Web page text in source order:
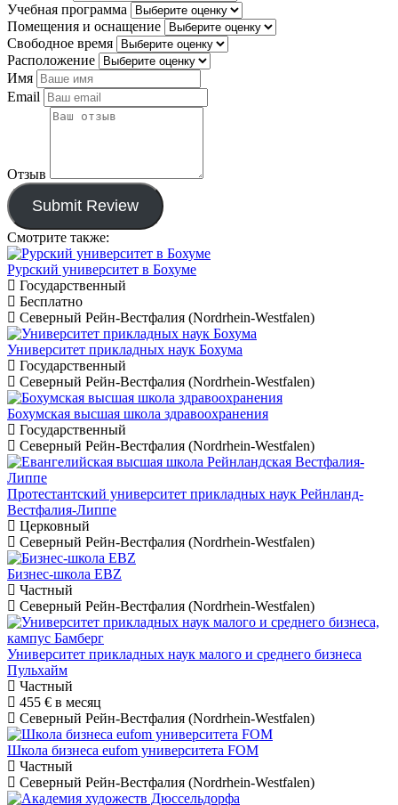
Учебная программа
Помещения и оснащение
Свободное время
Расположение
Имя
Email
Отзыв
Submit Review
Смотрите также:
Рурский университет в Бохуме
Государственный
Бесплатно
Северный Рейн-Вестфалия (Nordrhein-Westfalen)
Университет прикладных наук Бохума
Государственный
Северный Рейн-Вестфалия (Nordrhein-Westfalen)
Бохумская высшая школа здравоохранения
Государственный
Северный Рейн-Вестфалия (Nordrhein-Westfalen)
Протестантский университет прикладных наук Рейнланд-
Вестфалия-Липпе
Церковный
Северный Рейн-Вестфалия (Nordrhein-Westfalen)
Бизнес-школа EBZ
Частный
Северный Рейн-Вестфалия (Nordrhein-Westfalen)
Университет прикладных наук малого и среднего бизнеса
Пульхайм
Частный
455 € в месяц
Северный Рейн-Вестфалия (Nordrhein-Westfalen)
Школа бизнеса eufom университета FOM
Частный
Северный Рейн-Вестфалия (Nordrhein-Westfalen)